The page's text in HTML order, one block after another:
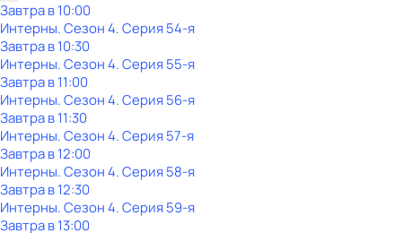
Завтра в 10:00
Интерны. Сезон 4. Серия 54-я
Завтра в 10:30
Интерны. Сезон 4. Серия 55-я
Завтра в 11:00
Интерны. Сезон 4. Серия 56-я
Завтра в 11:30
Интерны. Сезон 4. Серия 57-я
Завтра в 12:00
Интерны. Сезон 4. Серия 58-я
Завтра в 12:30
Интерны. Сезон 4. Серия 59-я
Завтра в 13:00